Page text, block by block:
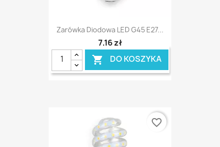
Zarówka Diodowa LED G45 E27...
7,16 zł
 DO KOSZYKA
favorite_border